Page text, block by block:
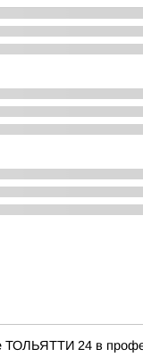
24 в